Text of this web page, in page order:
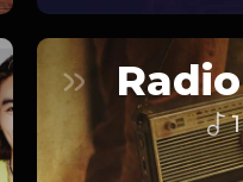
Radio
1